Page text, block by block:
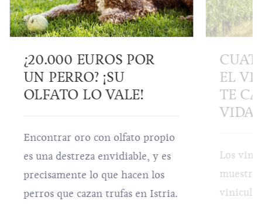
¿20.000 EUROS POR
UN PERRO? ¡SU
OLFATO LO VALE!
Encontrar oro con olfato propio
es una destreza envidiable, y es
precisamente lo que hacen los
perros que cazan trufas en Istria.
EL
TE
VIDA
Los